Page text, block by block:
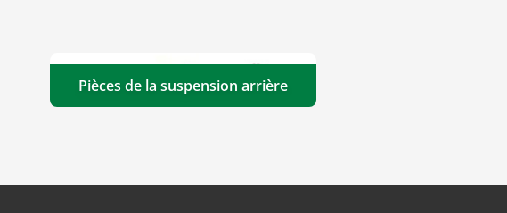
Pièces de la suspension arrière